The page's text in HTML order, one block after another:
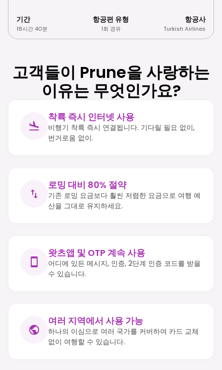
기간
18시간 40분
항공편 유형
1회 경유
항공사
Turkish Airlines
고객들이 Prune을 사랑하는
이유는 무엇인가요?
착륙 즉시 인터넷 사용
비행기 착륙 즉시 연결됩니다. 기다릴 필요 없이,
번거로움 없이.
로밍 대비 80% 절약
기존 로밍 요금보다 훨씬 저렴한 요금으로 여행 예
산을 그대로 유지하세요.
왓츠앱 및 OTP 계속 사용
어디에 있든 메시지, 인증, 2단계 인증 코드를 받을
수 있습니다.
여러 지역에서 사용 가능
하나의 이심으로 여러 국가를 커버하여 카드 교체
없이 여행할 수 있습니다.